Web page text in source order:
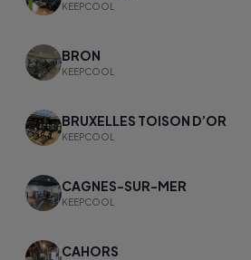
KEEPCOOL
BRON
KEEPCOOL
BRUXELLES TOISON D’OR
KEEPCOOL
CAGNES-SUR-MER
KEEPCOOL
CAHORS